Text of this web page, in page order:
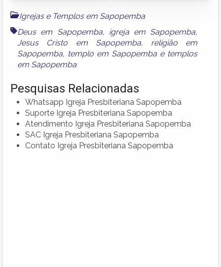
Igrejas e Templos em Sapopemba
Deus em Sapopemba, igreja em Sapopemba,
Jesus Cristo em Sapopemba, religião em
Sapopemba, templo em Sapopemba e templos
em Sapopemba
Pesquisas Relacionadas
Whatsapp Igreja Presbiteriana Sapopemba
Suporte Igreja Presbiteriana Sapopemba
Atendimento Igreja Presbiteriana Sapopemba
SAC Igreja Presbiteriana Sapopemba
Contato Igreja Presbiteriana Sapopemba